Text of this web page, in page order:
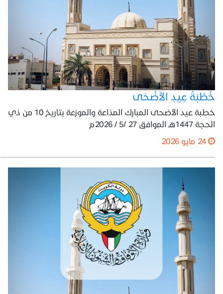
خُطْبَةُ عِيدِ الأَضْحَى
خطبة عيد الأضحى المبارك المذاعة والموزعة بتاريخ 10 من ذي
الحجة 1447هـ الموافق 27 /5 / 2026م